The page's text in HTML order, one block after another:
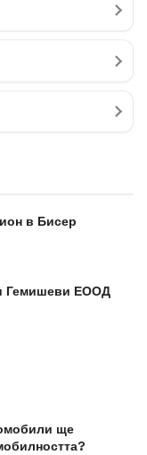
в Бисер
Гемишеви ЕООД
ще